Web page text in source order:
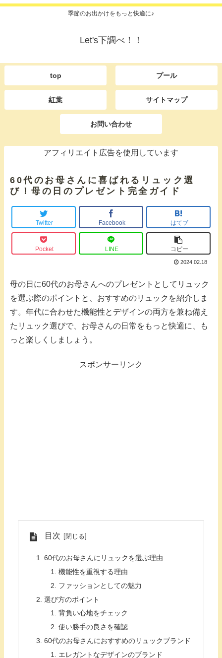
季節のお出かけをもっと快適に♪
Let's下調べ！！
top プール
紅葉 サイトマップ
お問い合わせ
アフィリエイト広告を使用しています
60代のお母さんに喜ばれるリュック選
び！母の日のプレゼント完全ガイド
Twitter Facebook はてブ
Pocket LINE コピー
2024.02.18
母の日に60代のお母さんへのプレゼントとしてリュック
を選ぶ際のポイントと、おすすめのリュックを紹介しま
す。年代に合わせた機能性とデザインの両方を兼ね備え
たリュック選びで、お母さんの日常をもっと快適に、も
っと楽しくしましょう。
スポンサーリンク
目次
60代のお母さんにリュックを選ぶ理由
機能性を重視する理由
ファッションとしての魅力
選び方のポイント
背負い心地をチェック
使い勝手の良さを確認
60代のお母さんにおすすめのリュックブランド
エレガントなデザインのブランド